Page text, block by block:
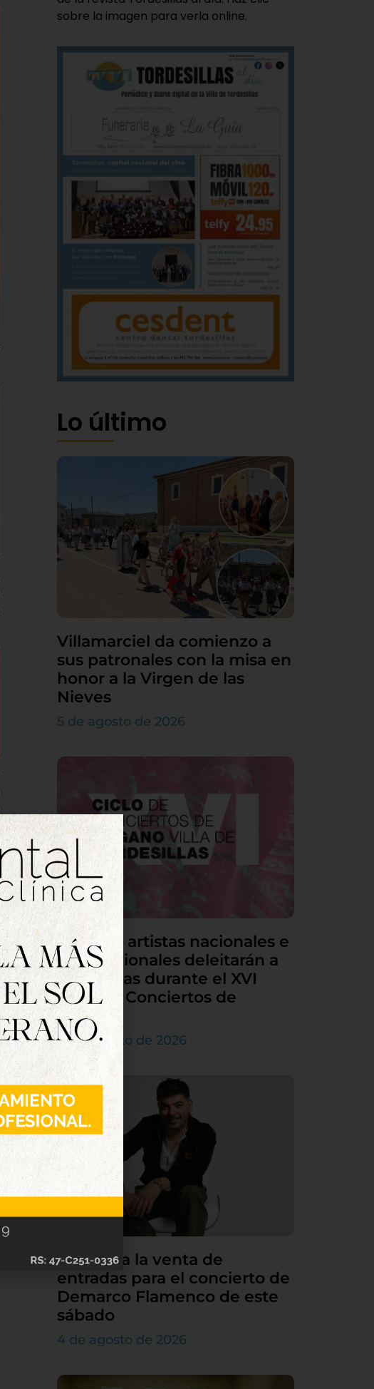
sobre la imagen para verla online.
Lo último
Villamarciel da comienzo a
sus patronales con la misa en
honor a la Virgen de las
Nieves
5 de agosto de 2026
Grandes artistas nacionales e
internacionales deleitarán a
Tordesillas durante el XVI
Ciclo de Conciertos de
Órgano
4 de agosto de 2026
Continúa la venta de
entradas para el concierto de
Demarco Flamenco de este
sábado
4 de agosto de 2026